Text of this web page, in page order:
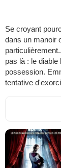
Se croyant
dans un manoir
pas là : le
possession.
tentative